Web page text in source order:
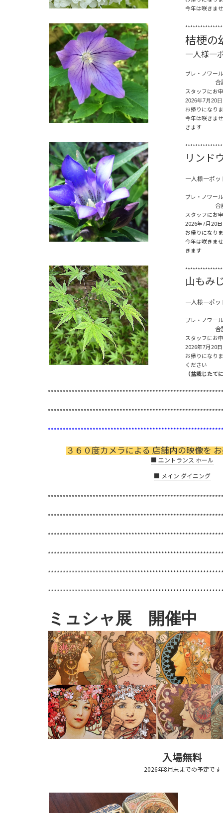
今年は咲きま
桔梗の
一人様一
ブレ・ノワー
合計
スタッフにお
2026年7月20
お帰りになり
今年は咲きま
きます
リンド
一人様一ポ
ブレ・ノワー
合計
スタッフにお
2026年7月20
お帰りになり
今年は咲きま
きます
山もみ
一人様一ポ
ブレ・ノワー
合計
スタッフにお
2026年7月20
お帰りになり
ください
（盆栽じたて
３６０度カメラによる 店舗内の映像を
■ エントランス ホール
■ メイン ダイニング
ミュシャ展 開催中
入場無料
2026年8月末までの予定です